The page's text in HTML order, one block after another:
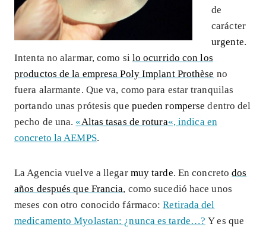
de
carácter
urgente.
Intenta no alarmar, como si lo ocurrido con los
productos de la empresa Poly Implant Prothèse no
fuera alarmante. Que va, como para estar tranquilas
portando unas prótesis que pueden romperse dentro del
pecho de una. «Altas tasas de rotura«, indica en
concreto la AEMPS.
La Agencia vuelve a llegar muy tarde. En concretodos
años después que Francia, como sucedió hace unos
meses con otro conocido fármaco:Retirada del
medicamento Myolastan: ¿nunca es tarde…? Y es que